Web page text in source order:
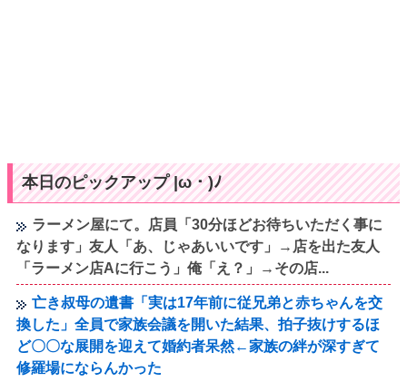
本日のピックアップ |ω・)ﾉ
ラーメン屋にて。店員「30分ほどお待ちいただく事に
なります」友人「あ、じゃあいいです」→店を出た友人
「ラーメン店Aに行こう」俺「え？」→その店...
亡き叔母の遺書「実は17年前に従兄弟と赤ちゃんを交
換した」全員で家族会議を開いた結果、拍子抜けするほ
ど〇〇な展開を迎えて婚約者呆然←家族の絆が深すぎて
修羅場にならんかった